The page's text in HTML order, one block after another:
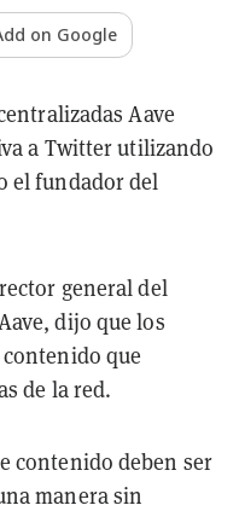
on Google
Aave
a Twitter utilizando
el fundador del
general del
dijo que los
que
de la red.
contenido deben ser
manera sin